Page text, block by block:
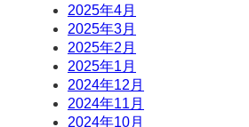
2025年4月
2025年3月
2025年2月
2025年1月
2024年12月
2024年11月
2024年10月